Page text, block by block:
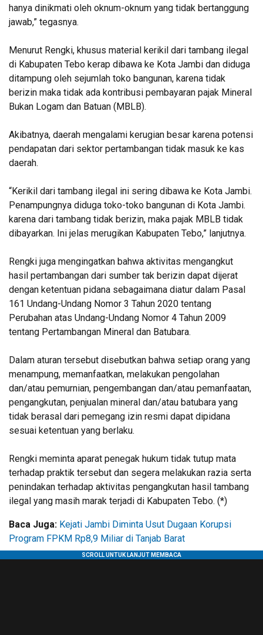
hanya dinikmati oleh oknum-oknum yang tidak bertanggung
jawab,” tegasnya.
Menurut Rengki, khusus material kerikil dari tambang ilegal
di Kabupaten Tebo kerap dibawa ke Kota Jambi dan diduga
ditampung oleh sejumlah toko bangunan, karena tidak
berizin maka tidak ada kontribusi pembayaran pajak Mineral
Bukan Logam dan Batuan (MBLB).
Akibatnya, daerah mengalami kerugian besar karena potensi
pendapatan dari sektor pertambangan tidak masuk ke kas
daerah.
“Kerikil dari tambang ilegal ini sering dibawa ke Kota Jambi.
Penampungnya diduga toko-toko bangunan di Kota Jambi.
karena dari tambang tidak berizin, maka pajak MBLB tidak
dibayarkan. Ini jelas merugikan Kabupaten Tebo,” lanjutnya.
Rengki juga mengingatkan bahwa aktivitas mengangkut
hasil pertambangan dari sumber tak berizin dapat dijerat
dengan ketentuan pidana sebagaimana diatur dalam Pasal
161 Undang-Undang Nomor 3 Tahun 2020 tentang
Perubahan atas Undang-Undang Nomor 4 Tahun 2009
tentang Pertambangan Mineral dan Batubara.
Dalam aturan tersebut disebutkan bahwa setiap orang yang
menampung, memanfaatkan, melakukan pengolahan
dan/atau pemurnian, pengembangan dan/atau pemanfaatan,
pengangkutan, penjualan mineral dan/atau batubara yang
tidak berasal dari pemegang izin resmi dapat dipidana
sesuai ketentuan yang berlaku.
Rengki meminta aparat penegak hukum tidak tutup mata
terhadap praktik tersebut dan segera melakukan razia serta
penindakan terhadap aktivitas pengangkutan hasil tambang
ilegal yang masih marak terjadi di Kabupaten Tebo. (*)
Baca Juga: Kejati Jambi Diminta Usut Dugaan Korupsi
Program FPKM Rp8,9 Miliar di Tanjab Barat